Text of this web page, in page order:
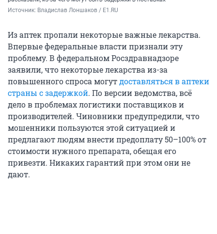
Источник: Владислав Лоншаков / E1.RU
Из аптек пропали некоторые важные лекарства.
Впервые федеральные власти признали эту
проблему. В федеральном Росздравнадзоре
заявили, что некоторые лекарства из-за
повышенного спроса могутдоставляться в аптеки
страны с задержкой. По версии ведомства, всё
дело в проблемах логистики поставщиков и
производителей. Чиновники предупредили, что
мошенники пользуются этой ситуацией и
предлагают людям внести предоплату 50–100% от
стоимости нужного препарата, обещая его
привезти. Никаких гарантий при этом они не
дают.